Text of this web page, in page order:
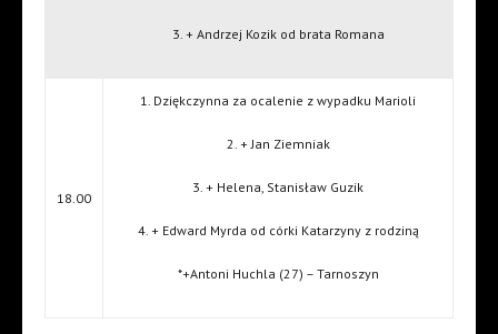
3. + Andrzej Kozik od brata Romana
18.00
1. Dziękczynna za ocalenie z wypadku Marioli
2. + Jan Ziemniak
3. + Helena, Stanisław Guzik
4. + Edward Myrda od córki Katarzyny z rodziną
*+Antoni Huchla (27) – Tarnoszyn